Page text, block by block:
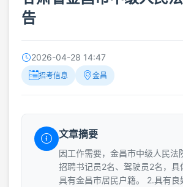
告
2026-04-28 14:47
招考信息 金昌
文章摘要
因工作需要，金昌市中级人民法
招聘书记员2名、驾驶员2名，具
具有金昌市居民户籍。 2.具有良